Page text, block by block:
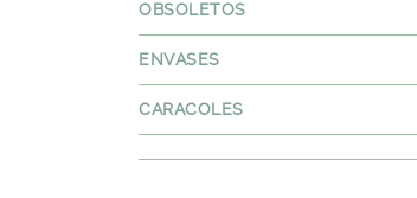
OBSOLETOS
ENVASES
CARACOLES